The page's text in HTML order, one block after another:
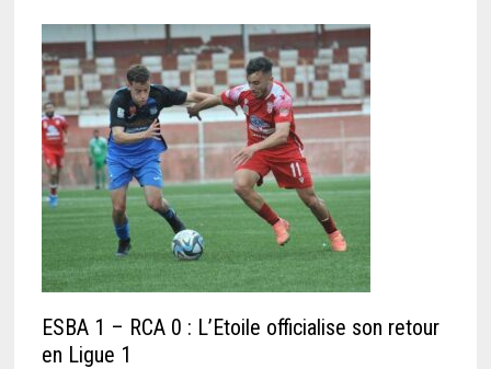
ESBA 1 – RCA 0 : L’Etoile officialise son retour
en Ligue 1